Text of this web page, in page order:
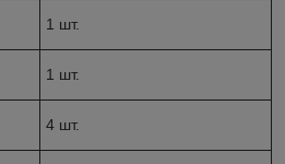
1 шт.
1 шт.
4 шт.